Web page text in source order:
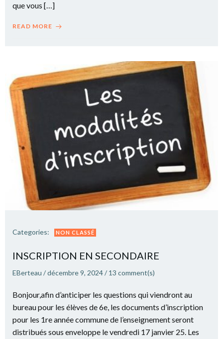
que vous […]
READ MORE
Categories: NON CLASSÉ
INSCRIPTION EN SECONDAIRE
EBerteau /décembre 9, 2024/ 13 comment(s)
Bonjour,afin d’anticiper les questions qui viendront au
bureau pour les élèves de 6e, les documents d’inscription
pour les 1re année commune de l’enseignement seront
distribués sous enveloppe le vendredi 17 janvier 25. Les